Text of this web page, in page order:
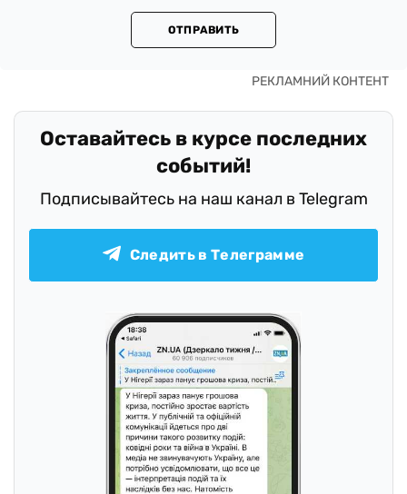
ОТПРАВИТЬ
Оставайтесь в курсе последних
событий!
Подписывайтесь на наш канал в Telegram
Следить в Телеграмме